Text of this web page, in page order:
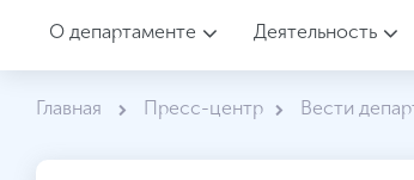
О департаменте Деятельность
Главная Пресс-центр Вести